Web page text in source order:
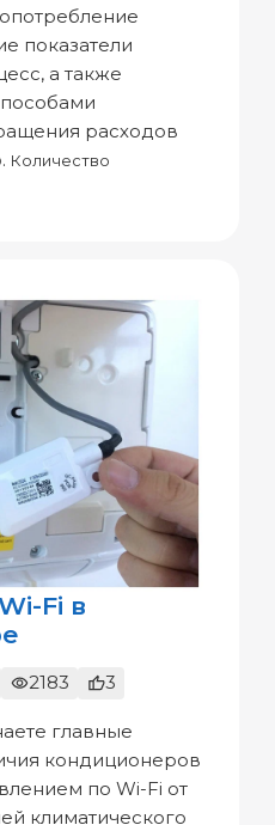
показатели
а также
расходов
Количество
Fi в
2183 3
главные
кондиционеров
по Wi-Fi от
климатического